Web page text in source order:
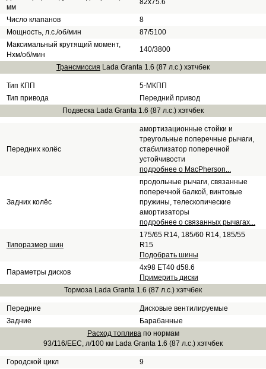
мм
82х75.6
Число клапанов
8
Мощность, л.с./об/мин
87/5100
Максимальный крутящий момент,
Нхм/об/мин
140/3800
Трансмиссия Lada Granta 1.6 (87 л.с.) хэтчбек
Тип КПП
5-МКПП
Тип привода
Передний привод
Подвеска Lada Granta 1.6 (87 л.с.) хэтчбек
Передних колёс
амортизационные стойки и
треугольные поперечные рычаги,
стабилизатор поперечной
устойчивости
подробнее о MacPherson...
Задних колёс
продольные рычаги, связанные
поперечной балкой, винтовые
пружины, телескопические
амортизаторы
подробнее о связанных рычагах...
Типоразмер шин
175/65 R14, 185/60 R14, 185/55
R15
Подобрать шины
Параметры дисков
4x98 ET40 d58.6
Примерить диски
Тормоза Lada Granta 1.6 (87 л.с.) хэтчбек
Передние
Дисковые вентилируемые
Задние
Барабанные
Расход топливапо нормам
93/116/EEC, л/100 км Lada Granta 1.6 (87 л.с.) хэтчбек
Городской цикл
9